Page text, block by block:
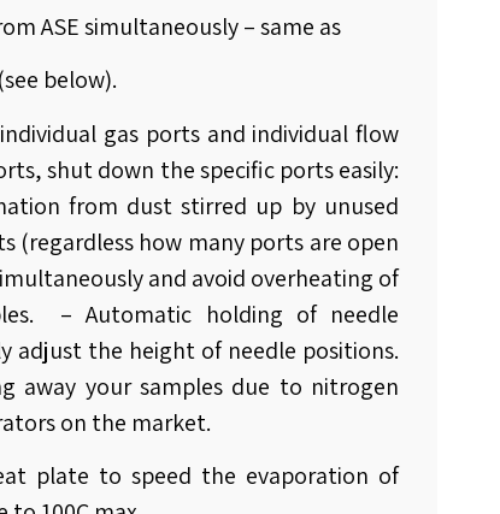
ASE simultaneously – same as
below).
gas ports and individual flow
shut down the specific ports easily:
from dust stirred up by unused
(regardless how many ports are open
and avoid overheating of
– Automatic holding of needle
adjust the height of needle positions.
away your samples due to nitrogen
on the market.
plate to speed the evaporation of